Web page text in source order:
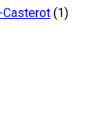
Casterot (1)